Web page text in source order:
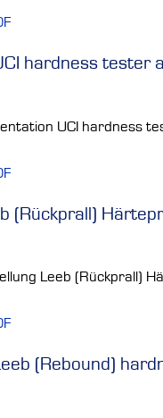
hardness tester
UCI hardness
(Rückprall)
Leeb (Rückprall)
(Rebound)